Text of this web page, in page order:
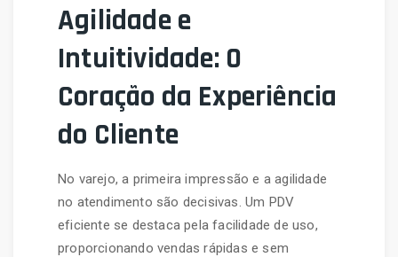
Agilidade e
Intuitividade: O
Coração da Experiência
do Cliente
No varejo, a primeira impressão e a agilidade
no atendimento são decisivas. Um PDV
eficiente se destaca pela facilidade de uso,
proporcionando vendas rápidas e sem